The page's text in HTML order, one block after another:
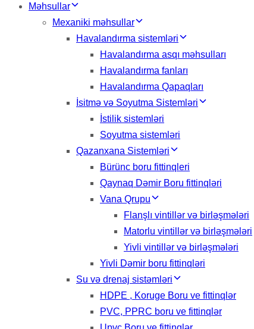
Məhsullar
Mexaniki məhsullar
Havalandırma sistemləri
Havalandırma asqı məhsulları
Havalandırma fanları
Havalandırma Qapaqları
İsitmə və Soyutma Sistemləri
İstilik sistemləri
Soyutma sistemləri
Qazanxana Sistemləri
Bürünc boru fittinqleri
Qaynaq Dəmir Boru fittinqləri
Vana Qrupu
Flanşlı vintillər və birləşmələri
Matorlu vintillər və birləşmələri
Yivli vintillər və birləşmələri
Yivli Dəmir boru fittinqləri
Su və drenaj sistəmləri
HDPE , Koruge Boru ve fittinqlər
PVC, PPRC boru ve fittinqlər